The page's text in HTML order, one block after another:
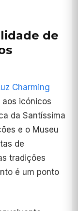
de
Charming
icónicos
da Santíssima
e o Museu
de
tradições
é um ponto